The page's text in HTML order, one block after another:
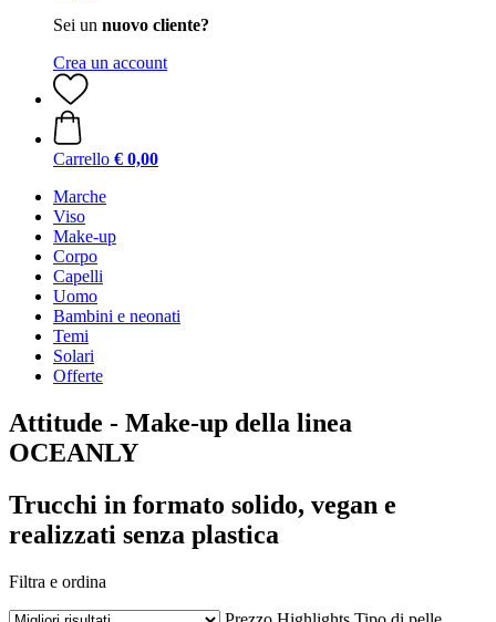
Sei un nuovo cliente?
Crea un account
Carrello € 0,00
Marche
Viso
Make-up
Corpo
Capelli
Uomo
Bambini e neonati
Temi
Solari
Offerte
Attitude - Make-up della linea
OCEANLY
Trucchi in formato solido, vegan e
realizzati senza plastica
Filtra e ordina